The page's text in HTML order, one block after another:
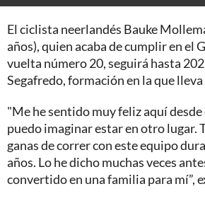
El ciclista neerlandés Bauke
años), quien acaba de cumplir en el
vuelta número 20, seguirá hasta
Segafredo, formación en la que lleva
"Me he sentido muy feliz aquí
puedo imaginar estar en otro lugar.
ganas de correr con este equipo
años. Lo he dicho muchas veces
convertido en una familia para mí”,